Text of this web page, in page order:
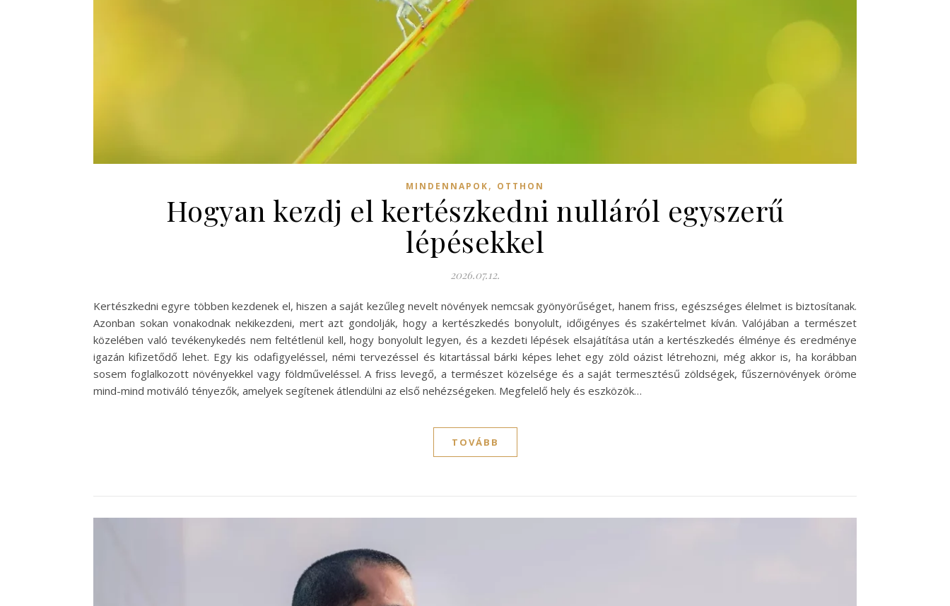
MINDENNAPOK, OTTHON
Hogyan kezdj el kertészkedni nulláról egyszerű
lépésekkel
2026.07.12.
Kertészkedni egyre többen kezdenek el, hiszen a saját kezűleg nevelt növények nemcsak gyönyörűséget, hanem friss, egészséges élelmet is biztosítanak.
Azonban sokan vonakodnak nekikezdeni, mert azt gondolják, hogy a kertészkedés bonyolult, időigényes és szakértelmet kíván. Valójában a természet
közelében való tevékenykedés nem feltétlenül kell, hogy bonyolult legyen, és a kezdeti lépések elsajátítása után a kertészkedés élménye és eredménye
igazán kifizetődő lehet. Egy kis odafigyeléssel, némi tervezéssel és kitartással bárki képes lehet egy zöld oázist létrehozni, még akkor is, ha korábban
sosem foglalkozott növényekkel vagy földműveléssel. A friss levegő, a természet közelsége és a saját termesztésű zöldségek, fűszernövények öröme
mind-mind motiváló tényezők, amelyek segítenek átlendülni az első nehézségeken. Megfelelő hely és eszközök…
TOVÁBB